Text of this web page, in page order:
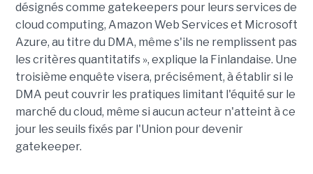
désignés comme gatekeepers pour leurs services de
cloud computing, Amazon Web Services et Microsoft
Azure, au titre du DMA, même s'ils ne remplissent pas
les critères quantitatifs », explique la Finlandaise. Une
troisième enquête visera, précisément, à établir si le
DMA peut couvrir les pratiques limitant l'équité sur le
marché du cloud, même si aucun acteur n'atteint à ce
jour les seuils fixés par l'Union pour devenir
gatekeeper.